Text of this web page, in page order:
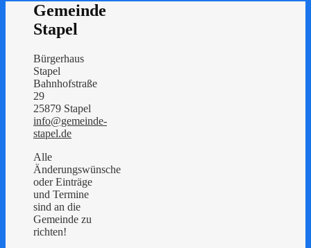
Gemeinde
Stapel
Bürgerhaus
Stapel
Bahnhofstraße
29
25879 Stapel
info@gemeinde-
stapel.de
Alle
Änderungswünsche
oder Einträge
und Termine
sind an die
Gemeinde zu
richten!